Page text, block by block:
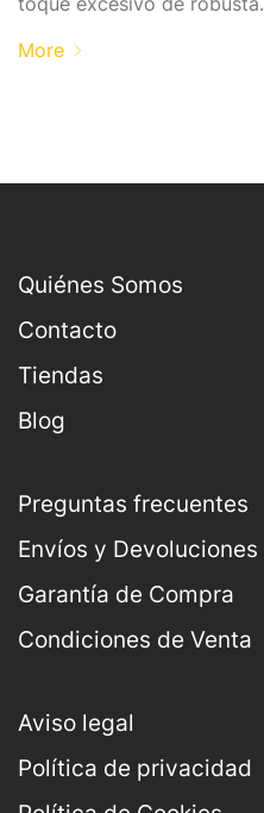
More
Quiénes Somos
Contacto
Tiendas
Blog
Preguntas frecuentes
Envíos y Devoluciones
Garantía de Compra
Condiciones de Venta
Aviso legal
Política de privacidad